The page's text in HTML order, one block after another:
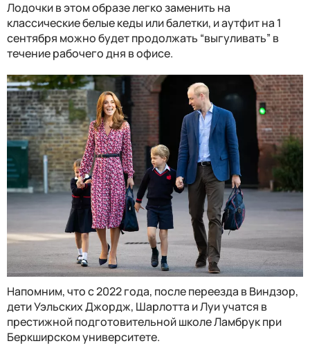
Лодочки в этом образе легко заменить на
классические белые кеды или балетки, и аутфит на 1
сентября можно будет продолжать “выгуливать” в
течение рабочего дня в офисе.
Напомним, что с 2022 года, после переезда в Виндзор,
дети Уэльских Джордж, Шарлотта и Луи учатся в
престижной подготовительной школе Ламбрук при
Беркширском университете.